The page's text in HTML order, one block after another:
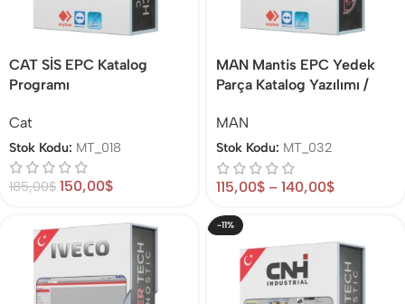
CAT SİS EPC Katalog
Programı
Cat
Stok Kodu: MT_018
185,00$ 150,00$
MAN Mantis EPC Yedek
Parça Katalog Yazılımı /
MAN
Stok Kodu: MT_032
115,00$ – 140,00$
-11%